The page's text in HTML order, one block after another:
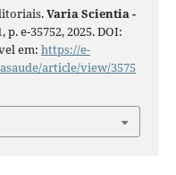
Varia Scientia -
p. e-35752, 2025. DOI:
em: https://e-
article/view/3575